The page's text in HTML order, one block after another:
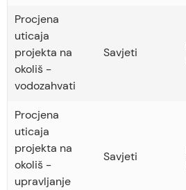
Procjena
uticaja
projekta na
okoliš -
vodozahvati
Savjeti
Procjena
uticaja
projekta na
okoliš -
upravljanje
Savjeti